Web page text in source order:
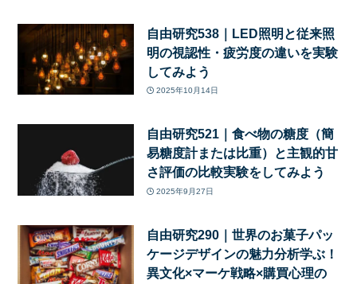
自由研究538｜LED照明と従来照
明の視認性・疲労度の違いを実験
してみよう
2025年10月14日
自由研究521｜食べ物の糖度（簡
易糖度計または比重）と主観的甘
さ評価の比較実験をしてみよう
2025年9月27日
自由研究290｜世界のお菓子パッ
ケージデザインの魅力分析学ぶ！
異文化×マーケ戦略×購買心理の